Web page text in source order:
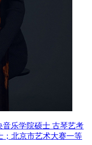
音乐学院硕士 古琴艺考
；北京市艺术大赛一等